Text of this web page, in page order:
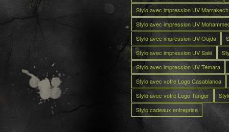
Stylo avec impression UV Marrakech
Stylo avec impression UV
Stylo avec impression UV Oujda
Stylo avec impression UV Salé
Stylo avec impression UV Témara
Stylo avec votre Logo Casablanca
Stylo avec votre Logo Tanger
Stylo cadeaux entreprise